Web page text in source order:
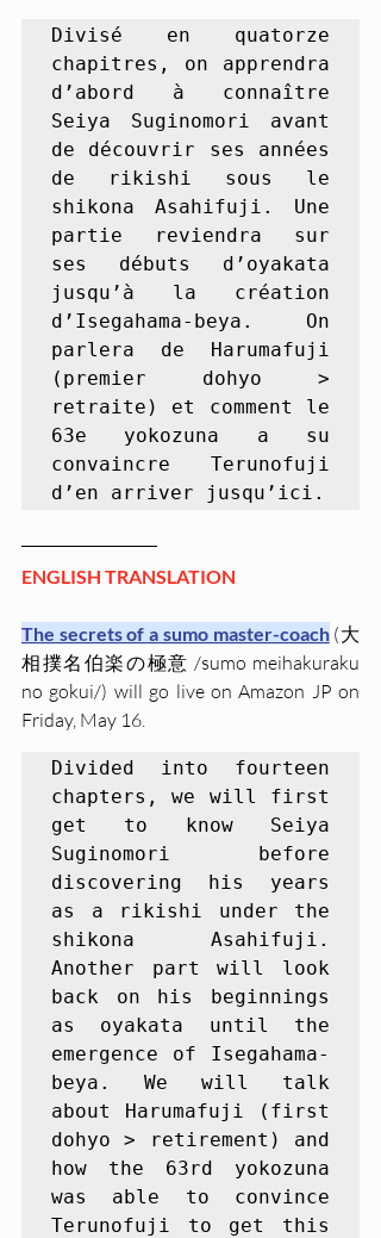
Divisé en quatorze
chapitres, on apprendra
d’abord à connaître
Seiya Suginomori avant
de découvrir ses années
de rikishi sous le
shikona Asahifuji. Une
partie reviendra sur
ses débuts d’oyakata
jusqu’à la création
d’Isegahama-beya. On
parlera de Harumafuji
(premier dohyo >
retraite) et comment le
63e yokozuna a su
convaincre Terunofuji
d’en arriver jusqu’ici.
ENGLISH TRANSLATION
The secrets of a sumo master-coach (大
相撲名伯楽の極意 /sumo meihakuraku
no gokui/) will go live on Amazon JP on
Friday, May 16.
Divided into fourteen
chapters, we will first
get to know Seiya
Suginomori before
discovering his years
as a rikishi under the
shikona Asahifuji.
Another part will look
back on his beginnings
as oyakata until the
emergence of Isegahama-
beya. We will talk
about Harumafuji (first
dohyo > retirement) and
how the 63rd yokozuna
was able to convince
Terunofuji to get this